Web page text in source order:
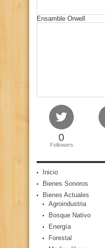
Ensamble Orwell
0
Followers
Inicio
Bienes Sonoros
Bienes Actuales
Agroindustria
Bosque Nativo
Energía
Forestal